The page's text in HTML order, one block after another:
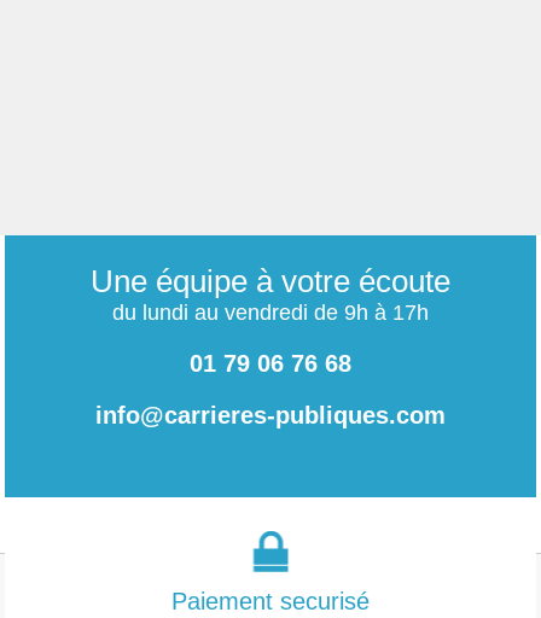
Une équipe à votre écoute
du lundi au vendredi de 9h à 17h
01 79 06 76 68
info@carrieres-publiques.com
Paiement securisé
Mentions légales